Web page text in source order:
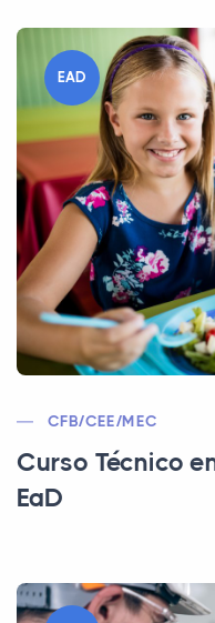
EAD
CFB/CEE/MEC
Curso Técnico
EaD